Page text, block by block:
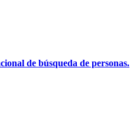
de búsqueda de personas.